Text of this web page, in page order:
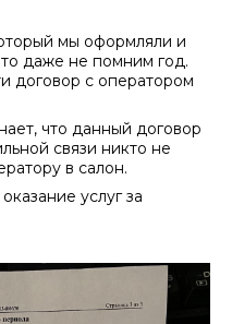
мы оформляли и
даже не помним год.
договор с оператором
что данный договор
связи никто не
в салон.
услуг за